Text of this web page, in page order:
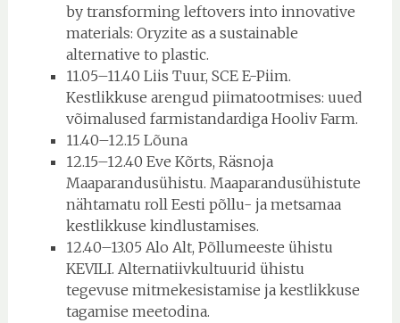
by transforming leftovers into innovative
materials: Oryzite as a sustainable
alternative to plastic.
11.05–11.40 Liis Tuur, SCE E-Piim.
Kestlikkuse arengud piimatootmises: uued
võimalused farmistandardiga Hooliv Farm.
11.40–12.15 Lõuna
12.15–12.40 Eve Kõrts, Räsnoja
Maaparandusühistu. Maaparandusühistute
nähtamatu roll Eesti põllu- ja metsamaa
kestlikkuse kindlustamises.
12.40–13.05 Alo Alt, Põllumeeste ühistu
KEVILI. Alternatiivkultuurid ühistu
tegevuse mitmekesistamise ja kestlikkuse
tagamise meetodina.